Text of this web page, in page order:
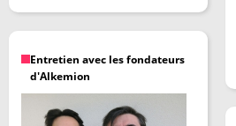
Entretien avec les fondateurs
d'Alkemion